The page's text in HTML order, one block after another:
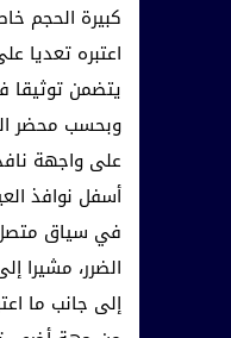
كبيرة الحجم
اعتبره
يتضمن توثيقا
وبحسب محضر
على واجهة
أسفل نوافذ
في سياق
الضرر، مشيرا
إلى جانب ما